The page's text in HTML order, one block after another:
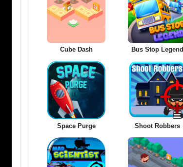
Cube Dash Bus Stop Legend
Space Purge Shoot Robbers